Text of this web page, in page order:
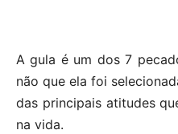
A gula é um dos 7
não que ela foi
das principais atitudes
na vida.